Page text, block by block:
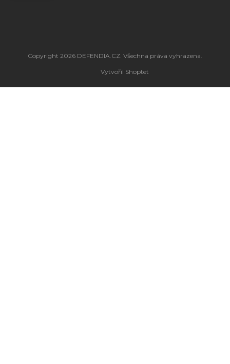
Vytvořil Shoptet
Copyright 2026 DEFENDIA.CZ. Všechna práva vyhrazena.